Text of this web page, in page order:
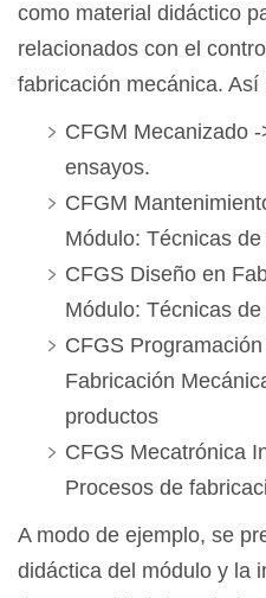
como material didáctico
relacionados con el
fabricación mecánica. Así
CFGM Mecanizado
ensayos.
CFGM
Módulo: Técnicas
CFGS Diseño en
Módulo: Técnicas
CFGS
Fabricación
productos
CFGS Mecatrónica
Procesos de
A modo de ejemplo, se
didáctica del módulo y la